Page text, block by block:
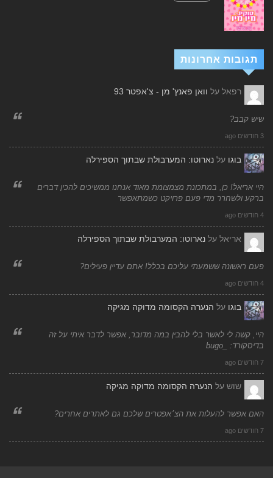
תגובות אחרונות
רפאל על וואן פאנץ' מן - צ'אפטר 93
שיש קבב?
3 חודשים ago
בוגו על נארוטו: המערבולת שבתוך הספירלה
היי אריאל! כן, במתכונת מצמצומת מאוד אנחנו ממשיכים להכין דברים
ברקע ולשחרר מדי פעם פרויקט כשמתאפשר
4 חודשים ago
אריאל על נארוטו: המערבולת שבתוך הספירלה
פעם ראשונה ששמעתי עליכם בכלל! אתם עדיין פעילים?
4 חודשים ago
בוגו על הנערה הקסומה מדוקה מגיקה
היי, קשה לי לאשר בלי להבין במה מדובר, אפשר לדבר איתי על זה
בדיסקורד: _bugo
7 חודשים ago
שוש על הנערה הקסומה מדוקה מגיקה
האם אפשר להעלות את הצ׳אפטרים שלכם גם לאתרים אחרים?
7 חודשים ago